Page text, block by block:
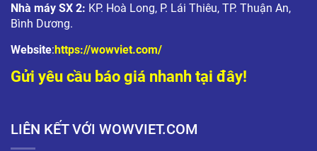
Nhà máy SX 2: KP. Hoà Long, P. Lái Thiêu, TP. Thuận An,
Bình Dương.
Website:https://wowviet.com/
Gửi yêu cầu báo giá nhanh tại đây!
LIÊN KẾT VỚI WOWVIET.COM